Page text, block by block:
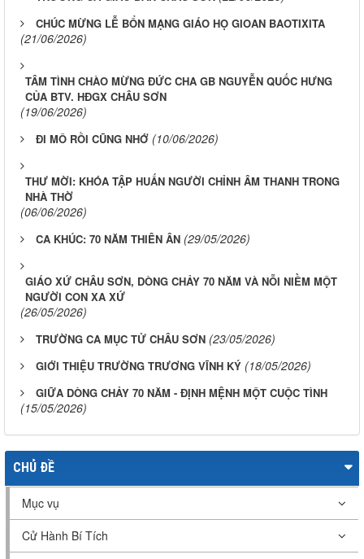
CHÚC MỪNG LỄ BỔN MẠNG GIÁO HỌ GIOAN BAOTIXITA
(21/06/2026)
TÂM TÌNH CHÀO MỪNG ĐỨC CHA GB NGUYỄN QUỐC HƯNG
CỦA BTV. HĐGX CHÂU SƠN
(19/06/2026)
ĐI MÔ RỒI CŨNG NHỚ (10/06/2026)
THƯ MỜI: KHÓA TẬP HUẤN NGƯỜI CHỈNH ÂM THANH TRONG
NHÀ THỜ
(06/06/2026)
CA KHÚC: 70 NĂM THIÊN ÂN (29/05/2026)
GIÁO XỨ CHÂU SƠN, DÒNG CHẢY 70 NĂM VÀ NỖI NIỀM MỘT
NGƯỜI CON XA XỨ
(26/05/2026)
TRƯỜNG CA MỤC TỬ CHÂU SƠN (23/05/2026)
GIỚI THIỆU TRƯỜNG TRƯƠNG VĨNH KÝ (18/05/2026)
GIỮA DÒNG CHẢY 70 NĂM - ĐỊNH MỆNH MỘT CUỘC TÌNH
(15/05/2026)
CHỦ ĐỀ
Mục vụ
Cử Hành Bí Tích